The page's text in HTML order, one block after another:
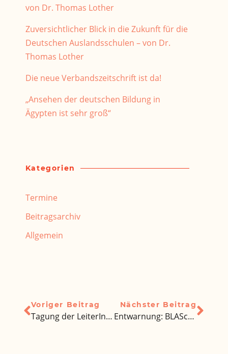
von Dr. Thomas Lother
Zuversichtlicher Blick in die Zukunft für die
Deutschen Auslandsschulen – von Dr.
Thomas Lother
Die neue Verbandszeitschrift ist da!
„Ansehen der deutschen Bildung in
Ägypten ist sehr groß“
Kategorien
Termine
Beitragsarchiv
Allgemein
Voriger Beitrag
Tagung der LeiterInnen Deutscher Auslandsschulen
Nächster Beitrag
Entwarnung: BLASchA sieht keine Veranlassung zu Veränderungen